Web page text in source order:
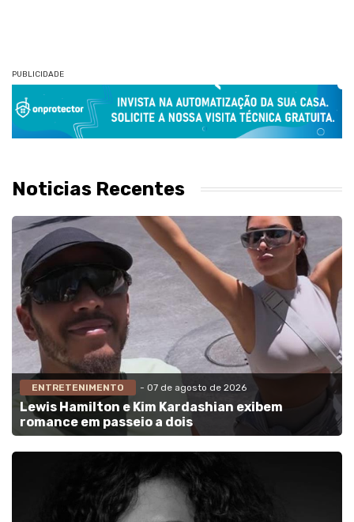
PUBLICIDADE
Noticias Recentes
ENTRETENIMENTO - 07 de agosto de 2026
Lewis Hamilton e Kim Kardashian exibem
romance em passeio a dois